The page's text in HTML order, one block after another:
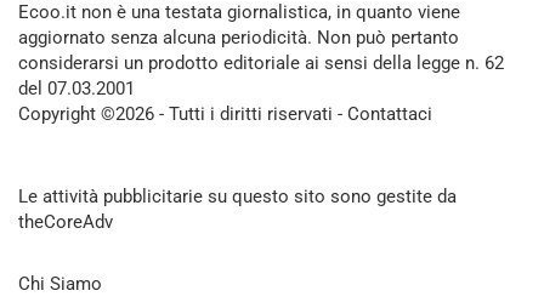
Ecoo.it non è una testata giornalistica, in quanto viene
aggiornato senza alcuna periodicità. Non può pertanto
considerarsi un prodotto editoriale ai sensi della legge n. 62
del 07.03.2001
Copyright ©2026 - Tutti i diritti riservati - Contattaci
Le attività pubblicitarie su questo sito sono gestite da
theCoreAdv
Chi Siamo